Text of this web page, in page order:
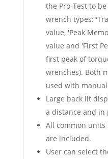
the Pro-Test to
wrench types:
value, 'Peak
value and 'First
first peak of
wrenches). Both
used with
Large back lit
a distance and in
All common
are included.
User can select